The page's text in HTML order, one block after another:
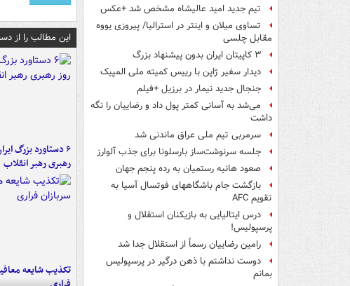
تیم جدید امید عالیشاه مشخص شد +عکس
تساوی میلان و اینتر در استرالیا/ پیروزی یووه
مقابل چلسی
۳ کاپیتان ایران بدون پیشنهاد بزرگ
دیدار سفیر ژاپن با رییس کمیته ملی المپیک
جنجال جدید نیمار در برزیل +فیلم
می‌شد به آسانی کمتر پول داد و رضاییان را نگه
داشت
سرمربی تیم ملی عراق ماندنی شد
جلسه سرنوشت‌ساز بارسلونا برای جذب آلوارز
صعود هانیه رستمیان به رده پنجم جهان
بازگشت جام باشگاههای فوتسال آسیا به
تقویم AFC
درس ایتالیایی‌ به بازیکنان استقلال و
پرسپولیس!
رامین رضاییان رسماً از استقلال جدا شد
دوست نداشتم با ذهن درگیر در پرسپولیس
بمانم
این مطالب را از
رهبری رهبر انقلاب
تکذیب شایعه